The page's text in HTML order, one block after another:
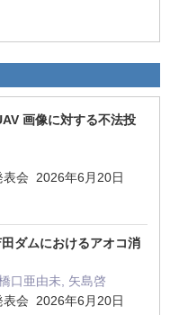
画像に対する不法投
表会 2026年6月20日
ダムにおけるアオコ消
口亜由未, 矢島啓
表会 2026年6月20日